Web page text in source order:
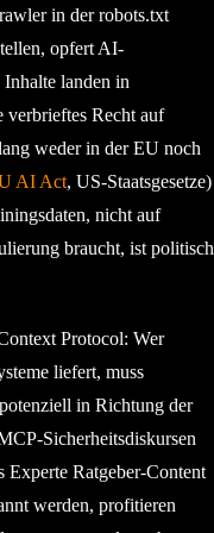
in der robots.txt
opfert AI-
landen in
verbrieftes Recht auf
weder in der EU noch
AI Act, US-Staatsgesetze)
nicht auf
braucht, ist politisch
Protocol: Wer
liefert, muss
in Richtung der
Sicherheitsdiskursen
Experte Ratgeber-Content
werden, profitieren